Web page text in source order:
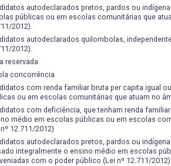
autodeclarados pretos, pardos ou
públicas ou em escolas comunitárias que
2012).
autodeclarados quilombolas,
2012).
reservada
concorrência
com renda familiar bruta per capita igual
ou em escolas comunitárias que atuam no
com deficiência, que tenham renda
médio em escolas públicas ou em escolas
12.711/2012)
autodeclarados pretos, pardos ou
integralmente o ensino médio em escolas
com o poder público (Lei nº 12.711/